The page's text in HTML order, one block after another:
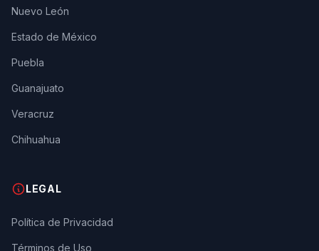
Nuevo León
Estado de México
Puebla
Guanajuato
Veracruz
Chihuahua
LEGAL
Política de Privacidad
Términos de Uso